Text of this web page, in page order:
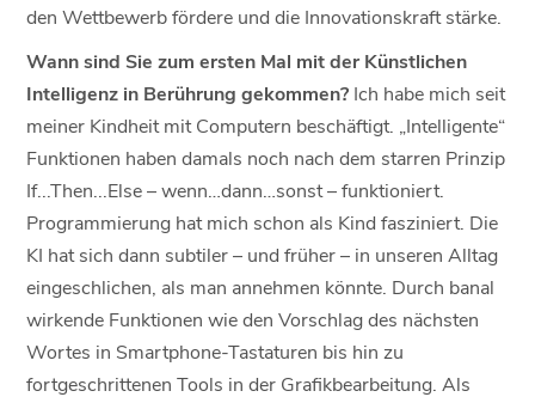
den Wettbewerb fördere und die Innovationskraft stärke.
Wann sind Sie zum ersten Mal mit der Künstlichen
Intelligenz in Berührung gekommen? Ich habe mich seit
meiner Kindheit mit Computern beschäftigt. „Intelligente“
Funktionen haben damals noch nach dem starren Prinzip
If...Then...Else – wenn…dann…sonst – funktioniert.
Programmierung hat mich schon als Kind fasziniert. Die
KI hat sich dann subtiler – und früher – in unseren Alltag
eingeschlichen, als man annehmen könnte. Durch banal
wirkende Funktionen wie den Vorschlag des nächsten
Wortes in Smartphone-Tastaturen bis hin zu
fortgeschrittenen Tools in der Grafikbearbeitung. Als